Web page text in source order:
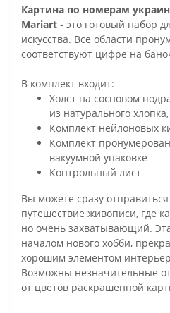
Картина по номерам
Mariart - это готовый набор
искусства. Все области
соответствуют цифре на
В комплект входит:
Холст на сосновом
из натурального
Комплект нейлоновых
Комплект
вакуумной упаковке
Контрольный лист
Вы можете сразу
путешествие живописи, где
но очень захватывающий.
началом нового хобби,
хорошим элементом
Возможны незначительные
от цветов раскрашенной